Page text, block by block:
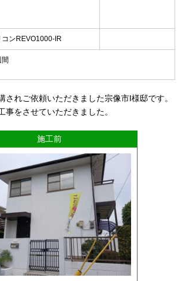
コンREVO1000-IR
間
されご依頼いただきました宗像市I様邸です。
事をさせていただきました。
施工前